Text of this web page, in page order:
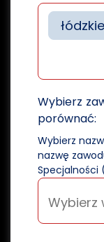
łódzkie
Wybierz
porównać:
Wybierz
nazwę
Specjalności